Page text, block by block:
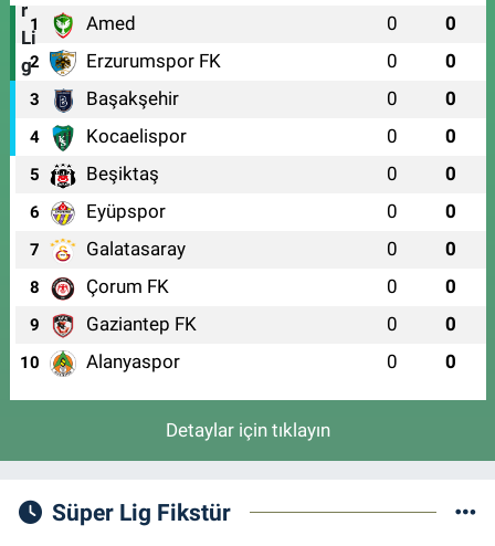
1 Amed 0 0
2 Erzurumspor FK 0 0
3 Başakşehir 0 0
4 Kocaelispor 0 0
5 Beşiktaş 0 0
6 Eyüpspor 0 0
7 Galatasaray 0 0
8 Çorum FK 0 0
9 Gaziantep FK 0 0
10 Alanyaspor 0 0
Detaylar için tıklayın
Süper Lig Fikstür